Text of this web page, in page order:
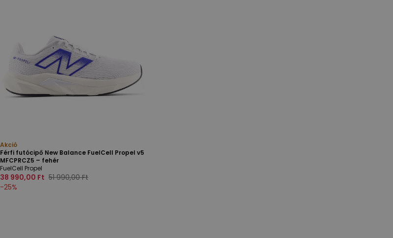
Akció
Férfi futócipő New Balance FuelCell Propel v5
MFCPRCZ5 – fehér
FuelCell Propel
38 990,00 Ft 51 990,00 Ft
-25%